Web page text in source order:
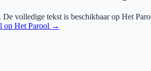
volledige tekst is beschikbaar op Het
op Het Parool →